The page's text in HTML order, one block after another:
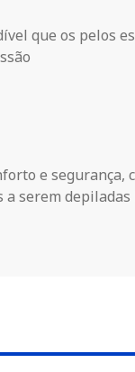
que os pelos
e segurança,
a serem